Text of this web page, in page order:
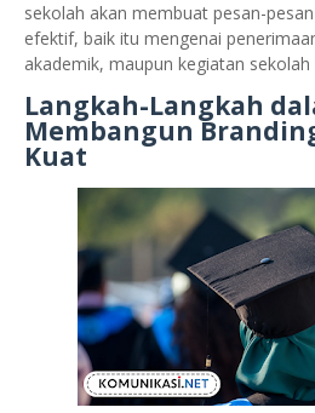
sekolah akan membuat pesan-
efektif, baik itu mengenai
akademik, maupun kegiatan sekolah
Langkah-Langkah
Membangun
Kuat